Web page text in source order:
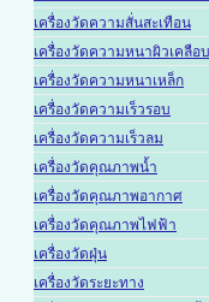
เครื่องวัดความสั่นสะเทือน
เครื่องวัดความหนาผิวเคลือบ
เครื่องวัดความหนาเหล็ก
เครื่องวัดความเร็วรอบ
เครื่องวัดความเร็วลม
เครื่องวัดคุณภาพน้ำ
เครื่องวัดคุณภาพอากาศ
เครื่องวัดคุณภาพไฟฟ้า
เครื่องวัดฝุ่น
เครื่องวัดระยะทาง